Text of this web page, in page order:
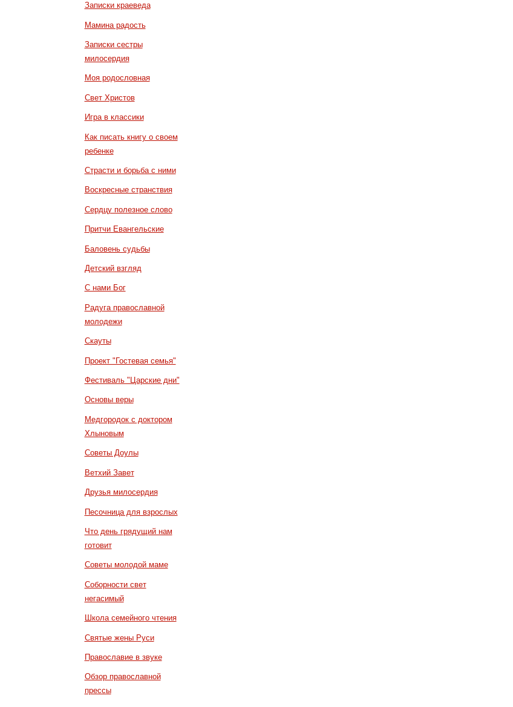
Записки краеведа
Мамина радость
Записки сестры
милосердия
Моя родословная
Свет Христов
Игра в классики
Как писать книгу о своем
ребенке
Страсти и борьба с ними
Воскресные странствия
Сердцу полезное слово
Притчи Евангельские
Баловень судьбы
Детский взгляд
С нами Бог
Радуга православной
молодежи
Скауты
Проект "Гостевая семья"
Фестиваль "Царские дни"
Основы веры
Медгородок с доктором
Хлыновым
Советы Доулы
Ветхий Завет
Друзья милосердия
Песочница для взрослых
Что день грядущий нам
готовит
Советы молодой маме
Соборности свет
негасимый
Школа семейного чтения
Святые жены Руси
Православие в звуке
Обзор православной
прессы